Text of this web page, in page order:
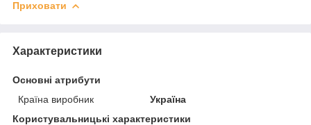
Приховати
Характеристики
Основні атрибути
Країна виробник
Україна
Користувальницькі характеристики